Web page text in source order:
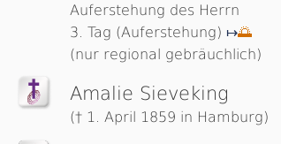
Auferstehung des Herrn
3. Tag (Auferstehung) ↦🌅
(nur regional gebräuchlich)
Amalie Sieveking
(† 1. April 1859 in Hamburg)